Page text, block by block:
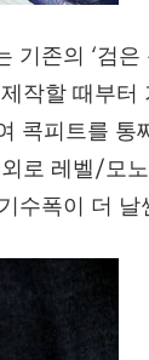
기존의 ‘검
작할 때부
콕피트를
로 레벨/모
수폭이 더